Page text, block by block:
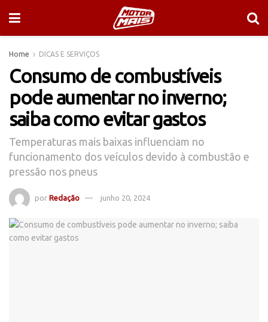
Home DICAS E SERVIÇOS
Consumo de combustíveis
pode aumentar no inverno;
saiba como evitar gastos
Temperaturas mais baixas influenciam no
funcionamento dos veículos devido à combustão e
pressão nos pneus
por Redação junho 20, 2024